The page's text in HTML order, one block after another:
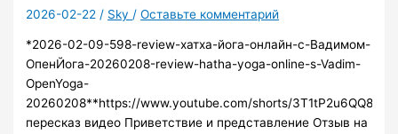
2026-02-22 / Sky /Оставьте комментарий
*2026-02-09-598-review-хатха-йога-онлайн-с-Вадимом-
ОпенЙога-20260208-review-hatha-yoga-online-s-Vadim-
OpenYoga-
20260208**https://www.youtube.com/shorts/
пересказ видео Приветствие и представление Отзыв на